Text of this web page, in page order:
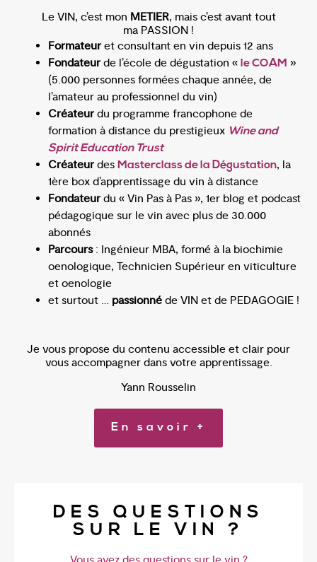
Le VIN, c’est mon METIER, mais c’est avant tout
ma PASSION !
Formateur et consultant en vin depuis 12 ans
Fondateur de l’école de dégustation « le COAM »
(5.000 personnes formées chaque année, de
l’amateur au professionnel du vin)
Créateur du programme francophone de
formation à distance du prestigieux Wine and
Spirit Education Trust
Créateur des Masterclass de la Dégustation, la
1ère box d’apprentissage du vin à distance
Fondateur du « Vin Pas à Pas », 1er blog et podcast
pédagogique sur le vin avec plus de 30.000
abonnés
Parcours : Ingénieur MBA, formé à la biochimie
oenologique, Technicien Supérieur en viticulture
et oenologie
et surtout … passionné de VIN et de PEDAGOGIE !
Je vous propose du contenu accessible et clair pour
vous accompagner dans votre apprentissage.
Yann Rousselin
En savoir +
DES QUESTIONS
SUR LE VIN ?